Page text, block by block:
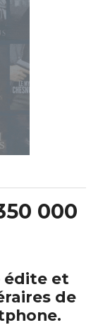
000
édite et
de